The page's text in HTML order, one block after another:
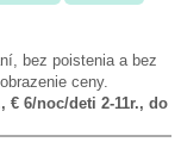
bez poistenia a bez
ceny.
€ 6/noc/deti 2-11r., do